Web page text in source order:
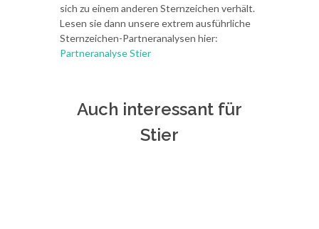
sich zu einem anderen Sternzeichen verhält.
Lesen sie dann unsere extrem ausführliche
Sternzeichen-Partneranalysen hier:
Partneranalyse Stier
Auch interessant für
Stier